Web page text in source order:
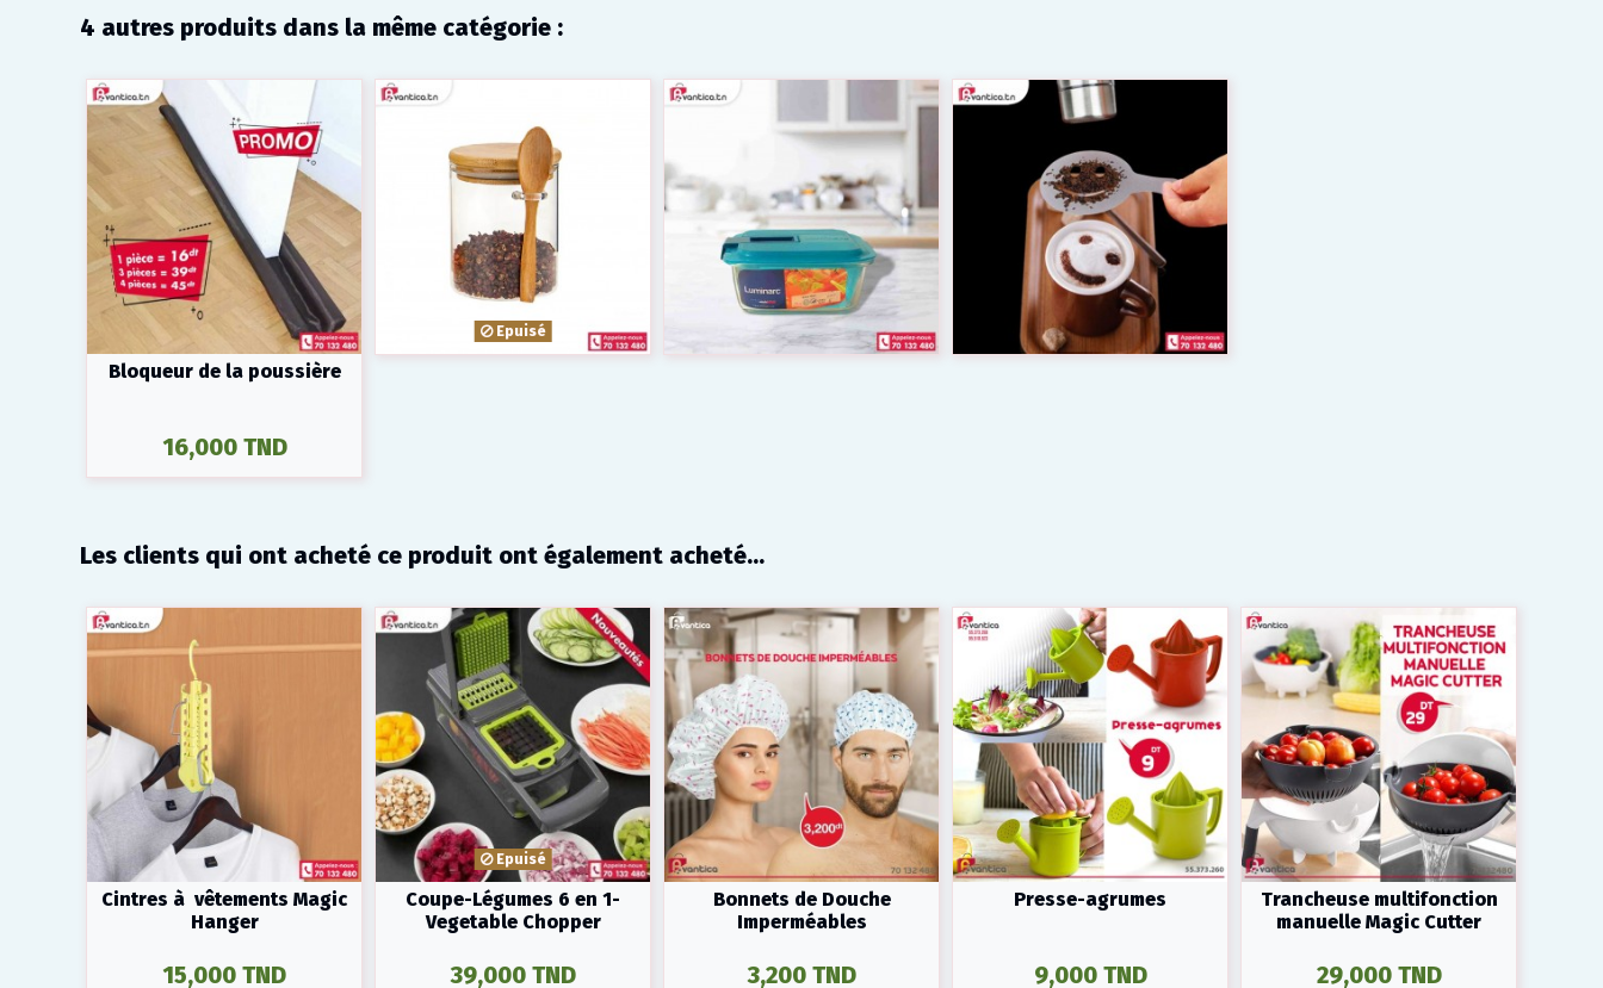
4 autres produits dans la même catégorie :
Bloqueur de la poussière
16,000 TND
Epuisé
Les clients qui ont acheté ce produit ont également acheté...
Cintres à vêtements Magic
Hanger
15,000 TND
Epuisé
Coupe-Légumes 6 en 1-
Vegetable Chopper
39,000 TND
Bonnets de Douche
Imperméables
3,200 TND
Presse-agrumes
9,000 TND
Trancheuse multifonction
manuelle Magic Cutter
29,000 TND